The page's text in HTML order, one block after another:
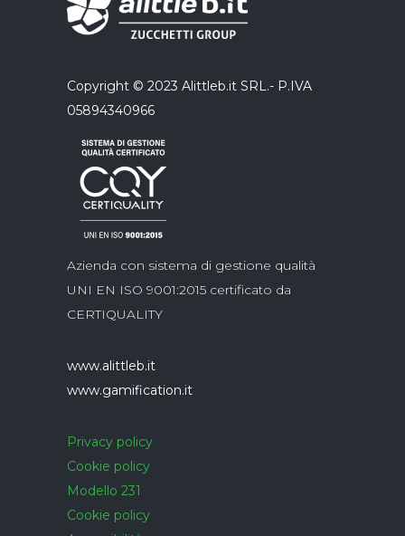
Copyright © 2023 Alittleb.it SRL.- P.IVA
05894340966
Azienda con sistema di gestione qualità
UNI EN ISO 9001:2015 certificato da
CERTIQUALITY
www.alittleb.it
www.gamification.it
Privacy policy
Cookie policy
Modello 231
Cookie policy